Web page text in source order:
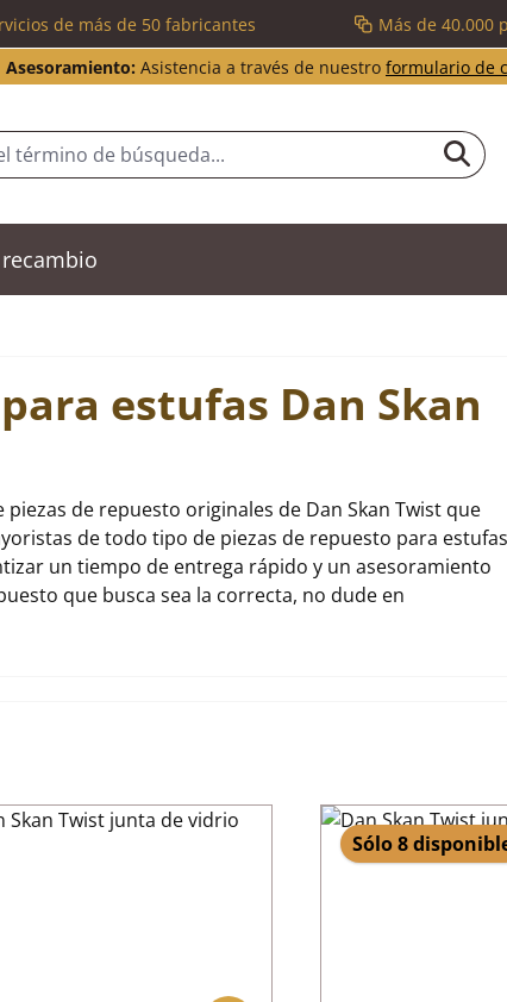
de más de 50 fabricantes Más de 40.000
Asesoramiento: Asistencia a través de nuestro formulario de
estufas Dan Skan
de repuesto originales de Dan Skan Twist que
de todo tipo de piezas de repuesto para
un tiempo de entrega rápido y un asesoramiento
que busca sea la correcta, no dude en
Sólo 8